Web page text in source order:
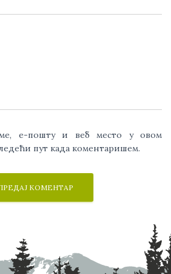
е-пошту и веб место у овом
пут када коментаришем.